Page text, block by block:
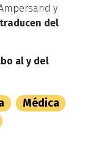
y
traducen del
al y del
Médica